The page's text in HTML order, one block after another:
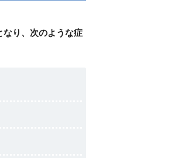
なり、次のような症